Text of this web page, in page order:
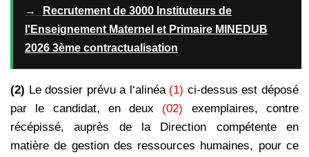
→
Recrutement de 3000 Instituteurs de
l'Enseignement Maternel et Primaire MINEDUB
2026 3ème contractualisation
(2) Le dossier prévu a l‘alinéa (1) ci-dessus est déposé
par le candidat, en deux (02) exemplaires, contre
récépissé, auprès de la Direction compétente en
matière de gestion des ressources humaines, pour ce